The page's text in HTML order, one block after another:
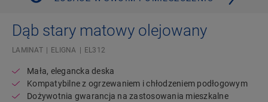
Dąb stary matowy olejowany
LAMINAT ELIGNA EL312
Mała, elegancka deska
Kompatybilne z ogrzewaniem i chłodzeniem podłogowym
Dożywotnia gwarancja na zastosowania mieszkalne